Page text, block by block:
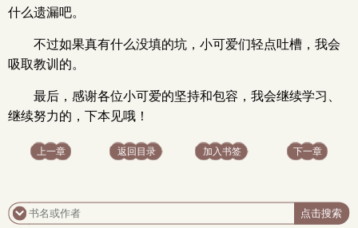
什么遗漏吧。
不过如果真有什么没填的坑，小可爱们轻点吐槽，我会
吸取教训的。
最后，感谢各位小可爱的坚持和包容，我会继续学习、
继续努力的，下本见哦！
上一章 返回目录 加入书签 下一章